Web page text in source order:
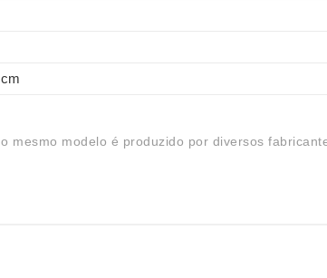
mesmo modelo é produzido por diversos